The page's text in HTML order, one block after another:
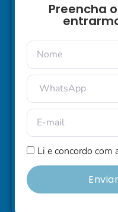
Preencha
Li e concordo com